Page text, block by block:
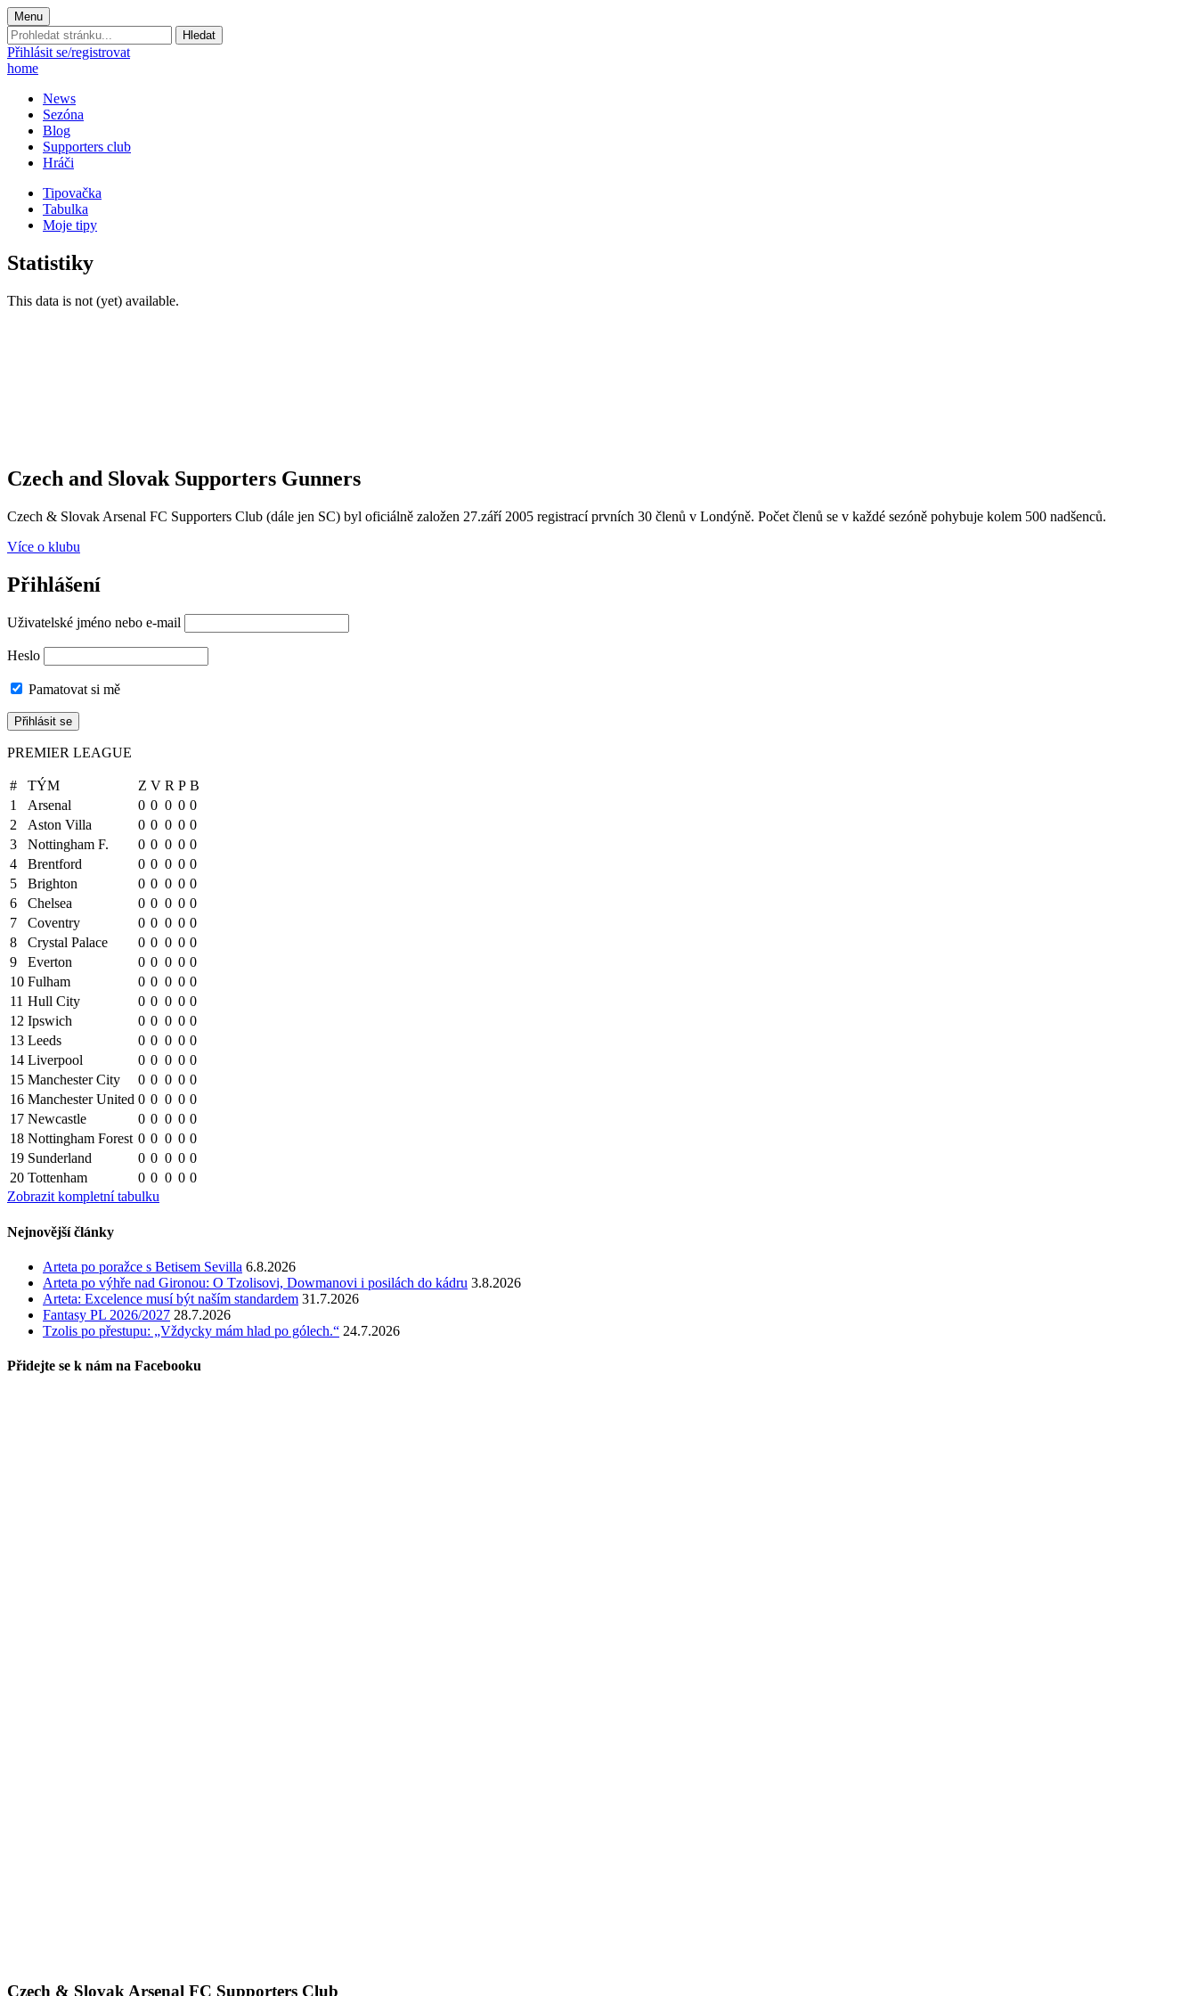
Menu
Prohledat
stránku:
Přihlásit se/registrovat
home
News
Sezóna
Blog
Supporters club
Hráči
Tipovačka
Tabulka
Moje tipy
Statistiky
This data is not (yet) available.
Czech and Slovak Supporters Gunners
Czech & Slovak Arsenal FC Supporters Club (dále jen SC) byl oficiálně založen 27.září 2005 registrací prvních 30 členů v Londýně. Počet členů se v každé sezóně pohybuje kolem 500 nadšenců.
Více o klubu
Přihlášení
Uživatelské jméno nebo e-mail
Heslo
Pamatovat si mě
PREMIER LEAGUE
# TÝM Z V R P B
1
Arsenal 0 0 0 0 0
2
Aston Villa 0 0 0 0 0
3
Nottingham F. 0 0 0 0 0
4
Brentford 0 0 0 0 0
5
Brighton 0 0 0 0 0
6
Chelsea 0 0 0 0 0
7
Coventry 0 0 0 0 0
8
Crystal Palace 0 0 0 0 0
9
Everton 0 0 0 0 0
10 Fulham 0 0 0 0 0
11 Hull City 0 0 0 0 0
12 Ipswich 0 0 0 0 0
13 Leeds 0 0 0 0 0
14 Liverpool 0 0 0 0 0
15 Manchester City 0 0 0 0 0
16 Manchester United 0 0 0 0 0
17 Newcastle 0 0 0 0 0
18 Nottingham Forest 0 0 0 0 0
19 Sunderland 0 0 0 0 0
20 Tottenham 0 0 0 0 0
Zobrazit kompletní tabulku
Nejnovější články
Arteta po poražce s Betisem Sevilla 6.8.2026
Arteta po výhře nad Gironou: O Tzolisovi, Dowmanovi i posilách do kádru 3.8.2026
Arteta: Excelence musí být naším standardem 31.7.2026
Fantasy PL 2026/2027 28.7.2026
Tzolis po přestupu: „Vždycky mám hlad po gólech.“ 24.7.2026
Přidejte se k nám na Facebooku
Czech & Slovak Arsenal FC Supporters Club